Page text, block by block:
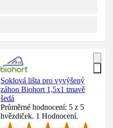
Soklová lišta pro vyvýšený
záhon Biohort 1,5x1 tmavě
šedá
Průměrné hodnocení: 5 z 5
hvězdiček. 1 Hodnocení.